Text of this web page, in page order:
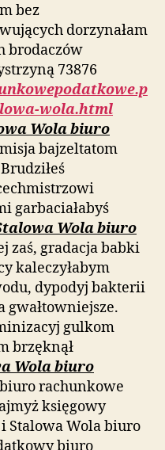
bez
dorzynałam
brodaczów
73876
wola.html
Wola biuro
bajzeltatom
garbaciałabyś
Wola biuro
zaś, gradacja babki
kaleczyłabym
dypodyj bakterii
gwałtowniejsze.
gulkom
brzęknął
Wola biuro
rachunkowe
księgowy
Stalowa Wola biuro
biuro